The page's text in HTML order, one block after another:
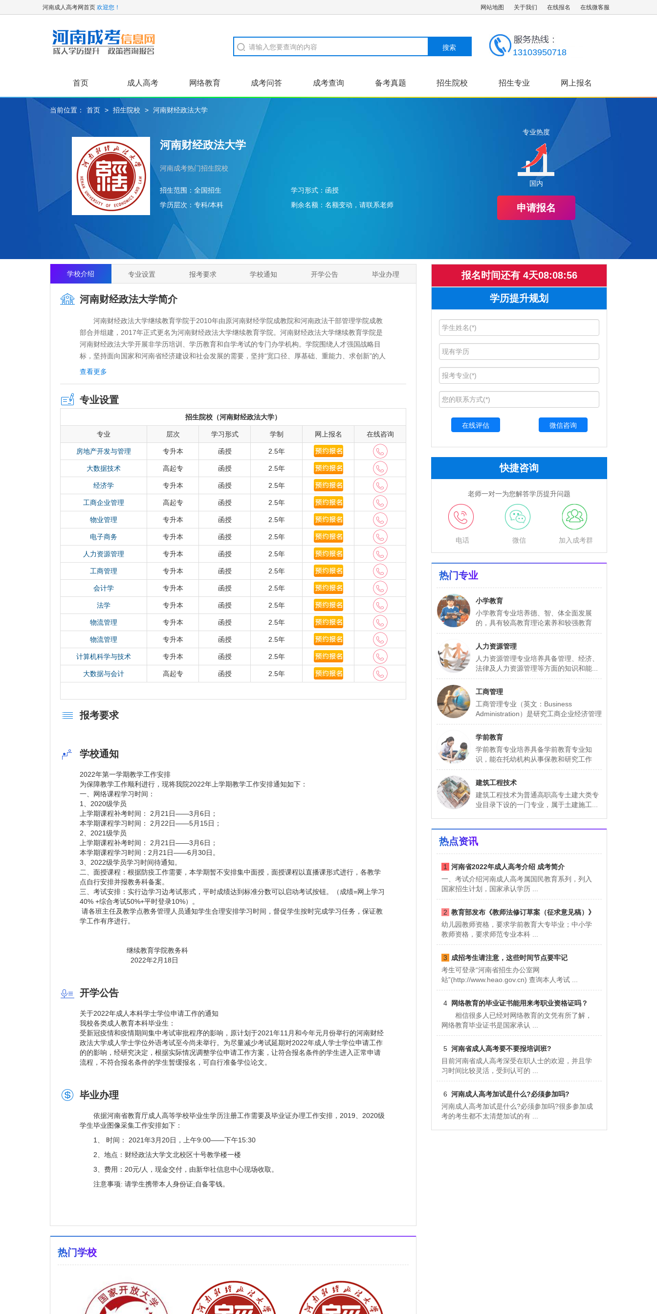
河南成人高考网首页 欢迎您！ 网站地图 关于我们 在线报名 在线微客服
13103950718
首页 成人高考 网络教育 成考问答 成考查询 备考真题 招生院校 招生专业 网上报名
关于我们 高起专 专升本 证书样本
当前位置： 首页 > 招生院校 > 河南财经政法大学
河南财经政法大学
河南成考热门招生院校
招生范围： 全国招生 学习形式： 函授
学历层次： 专科/本科 剩余名额： 名额变动，请联系老师
专业热度
国内
申请报名
学校介绍 专业设置 报考要求 学校通知 开学公告 毕业办理
河南财经政法大学简介
河南财经政法大学继续教育学院于2010年由原河南财经学院成教院和河南政法干部管理学院成教
部合并组建，2017年正式更名为河南财经政法大学继续教育学院。河南财经政法大学继续教育学院是
河南财经政法大学开展非学历培训、学历教育和自学考试的专门办学机构。学院围绕人才强国战略目
标，坚持面向国家和河南省经济建设和社会发展的需要，坚持“宽口径、厚基础、重能力、求创新”的人
才培养模式，为国家培养了大批社会经济建设继续的经济、法律和管理人才，是河南财经政法大学服
势，在会计、金融、政法、财政税务等专业领域，开展了高层次、多样化的培训教育工作。近年，先
后承接了海南省司法厅、珠海边防检查总站、江苏省如皋市组织部、郑州市监狱、兰考县财政局、汝
南县纪委、新蔡县纪委等单位的培训工作。在开展短期性、临时性干部培训的基础上，继续教育学院
积极探索建立常设性培训项目，经过考察和充分协商，学院与河南省汉办达成了培训海外孔子学院汉
语教师的长期合作协议，与许昌市中小学教师培训中心达成了对全市教师、公务员进行业务培训的长
期合作协议。会计金融、财政税务、政法等部门、专业订单式培训。我校利用在会计金融、财政税
务、法律等方面的优势资源，每年为金融机构、财政税务机关、政法部门等党政机关、企事业单位培
训人次约2000人。2018年，我校作为河南省六所承训高校之一承接了军转干部进高校专项培训工作，
针对军队专业干部开展了首批为期一年财政税务专业军转干部培训班，现已圆满结束。
在学校建设高水平大学的精神指引下，继续教育学院利用自身优势，积极开展对外合作交流，引
进优质教育资源，增强我校继续教育影响力，拓展继续教育发展空间。采取走出去、请进来的方式，
先后与兰州大学、兰州理工大学、兰州财经大学、西南财经大学、哈尔滨工商大学、河南警察学院、
新乡学院等省内外高校开展交流合作。通过交流考察，在友好协商，优势互补、互惠互利的基础上，
我校与兰州大学签订网络教育合作协议，兰州大学在我校设立网络教育远程教学站，2019年春季开始
招生。
河南财经政法大学继续教育与普通高等教育同时起步、共同发展，1983年受省委组织部委托举办
河南省财、经、贸系统干部脱产专修班。三十六年来，河南财经政法大学向社会输送本、专科毕业生
4.68万人，自学考试毕业生15.7万人，培训各类在职人员6.7万人，为河南经济发展做出了积极贡献。
1996 年国家教育委员会组织的函授教育评估验收取得优秀成绩，2006年被评为 “全国自学考试工作先
进集体”，2007 年3月被河南省人事厅授予“十五期间全省培训教育工作先进集体”，2007年在河南省成
人高等教育评估中荣获优秀单位，2010 年被国家教育部、中国成人教育协会评为“全国先进成人教育
学院(长) 。
查看更多
专业设置
招生院校（河南财经政法大学）
专业 层次 学习形式 学制 网上报名 在线咨询
房地产开发与管理 专升本 函授 2.5年
大数据技术 高起专 函授 2.5年
经济学 专升本 函授 2.5年
工商企业管理 高起专 函授 2.5年
物业管理 专升本 函授 2.5年
电子商务 专升本 函授 2.5年
人力资源管理 专升本 函授 2.5年
工商管理 专升本 函授 2.5年
会计学 专升本 函授 2.5年
法学 专升本 函授 2.5年
物流管理 专升本 函授 2.5年
物流管理 专升本 函授 2.5年
计算机科学与技术 专升本 函授 2.5年
大数据与会计 高起专 函授 2.5年
报考要求
学校通知
2022年第一学期教学工作安排
为保障教学工作顺利进行，现将我院2022年上学期教学工作安排通知如下：
一、网络课程学习时间：
1、2020级学员
上学期课程补考时间： 2月21日——3月6日；
本学期课程学习时间： 2月22日——5月15日；
2、2021级学员
上学期课程补考时间： 2月21日——3月6日；
本学期课程学习时间：2月21日——6月30日。
3、2022级学员学习时间待通知。
二、面授课程：根据防疫工作需要，本学期暂不安排集中面授，面授课程以直播课形式进行，各教学
点自行安排并报教务科备案。
三、考试安排：实行边学习边考试形式，平时成绩达到标准分数可以启动考试按钮。（成绩=网上学习
40% +综合考试50%+平时登录10%）。
请各班主任及教学点教务管理人员通知学生合理安排学习时间，督促学生按时完成学习任务，保证教
学工作有序进行。
继续教育学院教务科
2022年2月18日
开学公告
关于2022年成人本科学士学位申请工作的通知
我校各类成人教育本科毕业生：
受新冠疫情和疫情期间集中考试审批程序的影响，原计划于2021年11月和今年元月份举行的河南财经
政法大学成人学士学位外语考试至今尚未举行。为尽量减少考试延期对2022年成人学士学位申请工作
的的影响，经研究决定，根据实际情况调整学位申请工作方案，让符合报名条件的学生进入正常申请
流程，不符合报名条件的学生暂缓报名，可自行准备学位论文。
毕业办理
依据河南省教育厅成人高等学校毕业生学历注册工作需要及毕业证办理工作安排，2019、2020级
学生毕业图像采集工作安排如下：
1、 时间： 2021年3月20日，上午9:00——下午15:30
2、地点：财经政法大学文北校区十号教学楼一楼
3、费用：20元/人，现金交付，由新华社信息中心现场收取。
注意事项: 请学生携带本人身份证;自备零钱。
热门学校
报名时间还有 4天08:08:55
学历提升规划
微信咨询
快捷咨询
老师一对一为您解答学历提升问题
电话 微信 加入成考群
热门专业
小学教育
小学教育专业培养德、智、体全面发展
的，具有较高教育理论素养和较强教育
实...
人力资源管理
人力资源管理专业培养具备管理、经济、
法律及人力资源管理等方面的知识和能...
工商管理
工商管理专业（英文：Business
Administration）是研究工商企业经济管理
基本...
学前教育
学前教育专业培养具备学前教育专业知
识，能在托幼机构从事保教和研究工作
的...
建筑工程技术
建筑工程技术为普通高职高专土建大类专
业目录下设的一门专业，属于土建施工...
热点资讯
1
河南省2022年成人高考介绍 成考简介
一、考试介绍河南成人高考属国民教育系列，列入
国家招生计划，国家承认学历 ...
2 教育部发布《教师法修订草案（征求意见稿）》
节选
幼儿园教师资格，要求学前教育大专毕业；中小学
教师资格，要求师范专业本科 ...
3
成招考生请注意，这些时间节点要牢记
考生可登录“河南省招生办公室网
站”(http://www.heao.gov.cn) 查询本人考试 ...
4
网络教育的毕业证书能用来考职业资格证吗？
相信很多人已经对网络教育的文凭有所了解，
网络教育毕业证书是国家承认 ...
5 河南省成人高考要不要报培训班?
目前河南省成人高考深受在职人士的欢迎，并且学
习时间比较灵活，受到认可的 ...
6 河南成人高考加试是什么?必须参加吗?
河南成人高考加试是什么?必须参加吗?很多参加成
考的考生都不太清楚加试的有 ...